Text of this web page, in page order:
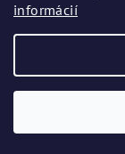
informácií